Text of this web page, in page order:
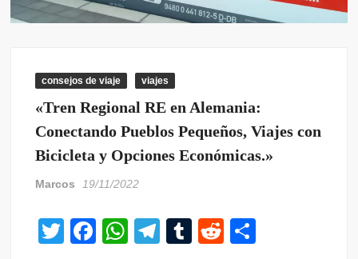
consejos de viaje viajes
«Tren Regional RE en Alemania:
Conectando Pueblos Pequeños, Viajes con
Bicicleta y Opciones Económicas.»
Marcos 19/11/2022
T
F
W
T
T
R